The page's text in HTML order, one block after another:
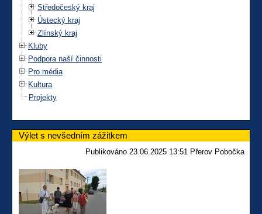
Středočeský kraj
Ústecký kraj
Zlínský kraj
Kluby
Podpora naší činnosti
Pro média
Kultura
Projekty
Výlet s nevšedním zážitkem
Publikováno 23.06.2025 13:51 Přerov Pobočka